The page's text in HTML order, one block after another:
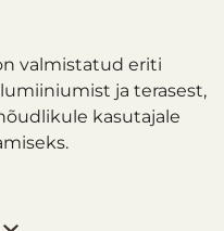
valmistatud eriti
ja terasest,
kasutajale